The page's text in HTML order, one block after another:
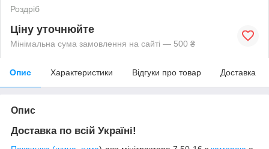
Роздріб
Ціну уточнюйте
Мінімальна сума замовлення на сайті — 500 ₴
Опис Характеристики Відгуки про товар Доставка
Опис
Доставка по всій Україні!